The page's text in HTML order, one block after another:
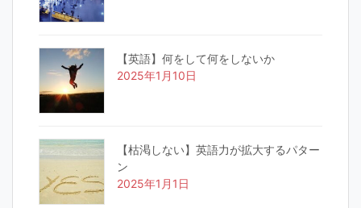
【英語】何をして何をしないか
2025年1月10日
【枯渇しない】英語力が拡大するパター
ン
2025年1月1日